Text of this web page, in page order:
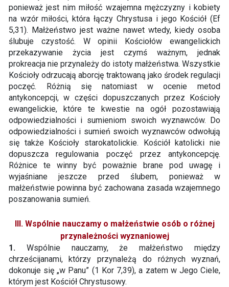
ponieważ jest nim miłość wzajemna mężczyzny i kobiety
na wzór miłości, która łączy Chrystusa i jego Kościół (Ef
5,31). Małżeństwo jest ważne nawet wtedy, kiedy osoba
ślubuje czystość. W opinii Kościołów ewangelickich
przekazywanie życia jest czymś ważnym, jednak
prokreacja nie przynależy do istoty małżeństwa. Wszystkie
Kościoły odrzucają aborcję traktowaną jako środek regulacji
poczęć. Różnią się natomiast w ocenie metod
antykoncepcji, w części dopuszczanych przez Kościoły
ewangelickie, które te kwestie na ogół pozostawiają
odpowiedzialności i sumieniom swoich wyznawców. Do
odpowiedzialności i sumień swoich wyznawców odwołują
się także Kościoły starokatolickie. Kościół katolicki nie
dopuszcza regulowania poczęć przez antykoncepcję.
Różnice te winny być poważnie brane pod uwagę i
wyjaśniane jeszcze przed ślubem, ponieważ w
małżeństwie powinna być zachowana zasada wzajemnego
poszanowania sumień.
III. Wspólnie nauczamy o małżeństwie osób o różnej
przynależności wyznaniowej
1.Wspólnie nauczamy, że małżeństwo między
chrześcijanami, którzy przynależą do różnych wyznań,
dokonuje się „w Panu” (1 Kor 7,39), a zatem w Jego Ciele,
którym jest Kościół Chrystusowy.